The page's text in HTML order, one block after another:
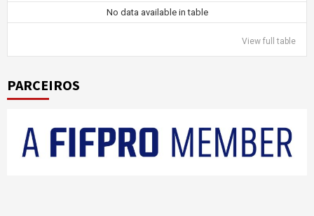
No data available in table
View full table
PARCEIROS